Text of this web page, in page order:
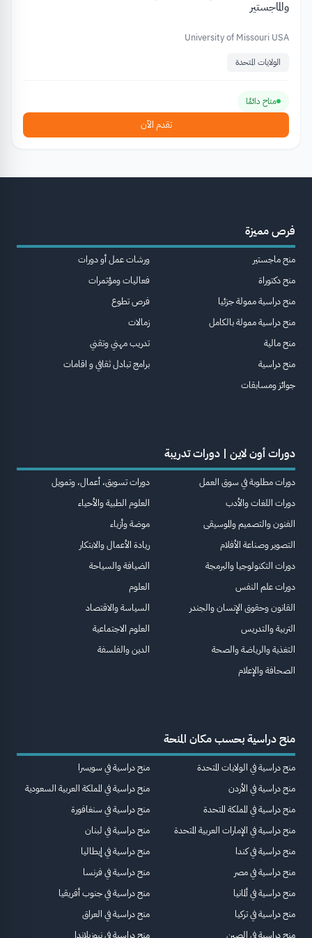
والماجستير
University of Missouri USA
الولايات المتحدة
متاح دائمًا
تقدم الآن
فرص مميزة
منح ماجستير
منح دكتوراة
منح دراسية ممولة جزئيا
منح دراسية ممولة بالكامل
منح مالية
منح دراسية
جوائز ومسابقات
ورشات عمل أو دورات
فعاليات ومؤتمرات
فرص تطوع
زمالات
تدريب مهني وتقني
برامج تبادل ثقافي و اقامات
دورات أون لاين | دورات تدريبة
دورات مطلوبة في سوق العمل
دورات اللغات والأدب
الفنون والتصميم والموسيقى
التصوير وصناعة الأفلام
دورات التكنولوجيا والبرمجة
دورات علم النفس
القانون وحقوق الإنسان والجندر
التربية والتدريس
التغذية والرياضة والصحة
الصحافة والإعلام
دورات تسويق، أعمال، وتمويل
العلوم الطبية والأحياء
موضة وأزياء
ريادة الأعمال والابتكار
الضيافة والسياحة
العلوم
السياسة والاقتصاد
العلوم الاجتماعية
الدين والفلسفة
منح دراسية بحسب مكان المنحة
منح دراسية في الولايات المتحدة
منح دراسية في الأردن
منح دراسية في المملكة المتحدة
منح دراسية في الإمارات العربية المتحدة
منح دراسية في كندا
منح دراسية في مصر
منح دراسية في ألمانيا
منح دراسية في تركيا
منح دراسية في الصين
منح دراسية في سويسرا
منح دراسية في المملكة العربية السعودية
منح دراسية في سنغافورة
منح دراسية في لبنان
منح دراسية في إيطاليا
منح دراسية في فرنسا
منح دراسية في جنوب أفريقيا
منح دراسية في العراق
منح دراسية في نيوزيلاندا